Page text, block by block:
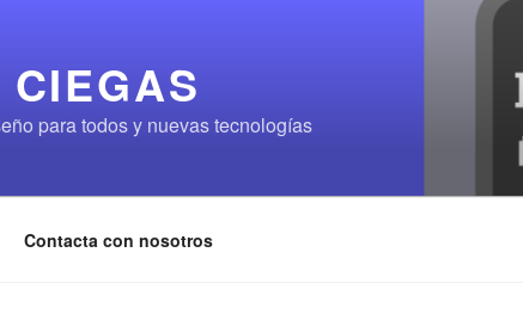
para todos y nuevas tecnologías
Contacta con nosotros